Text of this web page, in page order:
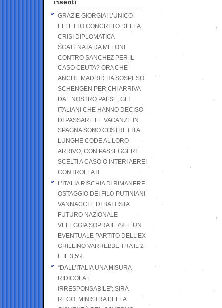
inseriti
GRAZIE GIORGIA! L’UNICO
EFFETTO CONCRETO DELLA
CRISI DIPLOMATICA
SCATENATA DA MELONI
CONTRO SANCHEZ PER IL
CASO CEUTA? ORA CHE
ANCHE MADRID HA SOSPESO
SCHENGEN PER CHI ARRIVA
DAL NOSTRO PAESE, GLI
ITALIANI CHE HANNO DECISO
DI PASSARE LE VACANZE IN
SPAGNA SONO COSTRETTI A
LUNGHE CODE AL LORO
ARRIVO, CON PASSEGGERI
SCELTI A CASO O INTERI AEREI
CONTROLLATI
L’ITALIA RISCHIA DI RIMANERE
OSTAGGIO DEI FILO-PUTINIANI
VANNACCI E DI BATTISTA.
FUTURO NAZIONALE
VELEGGIA SOPRA IL 7% E UN
EVENTUALE PARTITO DELL’EX
GRILLINO VARREBBE TRA IL 2
E IL 3.5%
“DALL’ITALIA UNA MISURA
RIDICOLA E
IRRESPONSABILE”: SIRA
REGO, MINISTRA DELLA